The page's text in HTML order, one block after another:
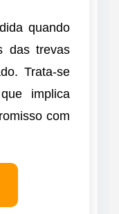
quando
das trevas
Trata-se
implica
com